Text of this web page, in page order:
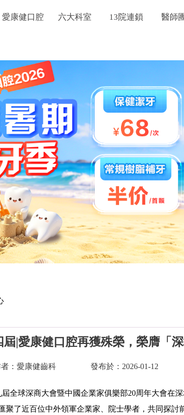
愛康健口腔 六大科室 13院連鎖 醫師
屆|愛康健口腔再獲殊榮，榮膺「
：愛康健齒科 發布於：2026-01-12
球深商大會暨中國企業家俱樂部20周年大會在
聚了近百位中外領軍企業家、院士學者，共同探討